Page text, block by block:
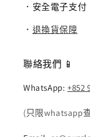
．安全電子支付
． 退換貨保障
聯絡我們 📱
WhatsApp: +852
(只限whatsapp